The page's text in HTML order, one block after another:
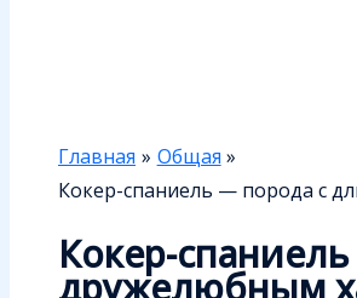
Главная
Общая
Кокер-спаниель — порода с
Кокер-
дружелюбным